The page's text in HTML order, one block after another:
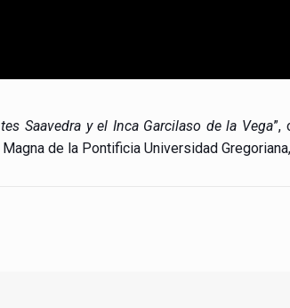
Saavedra y el Inca Garcilaso de la Vega”,
de la Pontificia Universidad